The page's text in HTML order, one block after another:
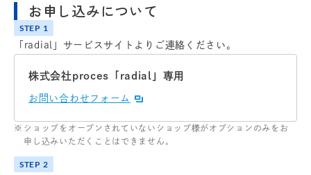
お申し込みについて
「radial」サービスサイトよりご連絡ください。
株式会社proces「radial」専用
お問い合わせフォーム
ショップをオープンされていないショップ様がオプションのみをお
申し込みいただくことはできません。